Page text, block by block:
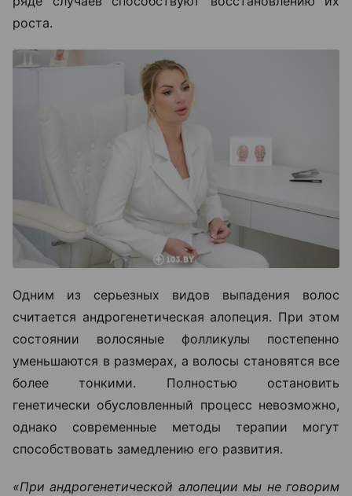
роста.
Одним из серьезных видов выпадения волос
считается андрогенетическая алопеция. При этом
состоянии волосяные фолликулы постепенно
уменьшаются в размерах, а волосы становятся все
более тонкими. Полностью остановить
генетически обусловленный процесс невозможно,
однако современные методы терапии могут
способствовать замедлению его развития.
«При андрогенетической алопеции мы не говорим